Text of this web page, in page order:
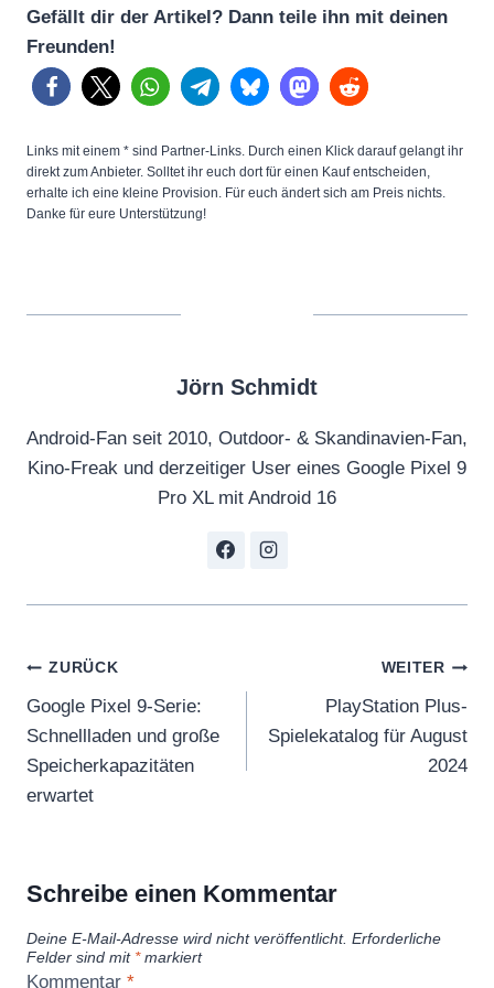
u
e
o
f
c
r
l
t
t
t
o
Y
Gefällt dir der Artikel? Dann teile ihn mit deinen
Freunden!
Links mit einem * sind Partner-Links. Durch einen Klick darauf gelangt ihr
direkt zum Anbieter. Solltet ihr euch dort für einen Kauf entscheiden,
erhalte ich eine kleine Provision. Für euch ändert sich am Preis nichts.
Danke für eure Unterstützung!
Jörn Schmidt
Android-Fan seit 2010, Outdoor- & Skandinavien-Fan,
Kino-Freak und derzeitiger User eines Google Pixel 9
Pro XL mit Android 16
Beitragsnavigation
ZURÜCK
Google Pixel 9-Serie:
Schnellladen und große
Speicherkapazitäten
erwartet
WEITER
PlayStation Plus-
Spielekatalog für August
2024
Schreibe einen Kommentar
Deine E-Mail-Adresse wird nicht veröffentlicht. Erforderliche
Felder sind mit *markiert
Kommentar *